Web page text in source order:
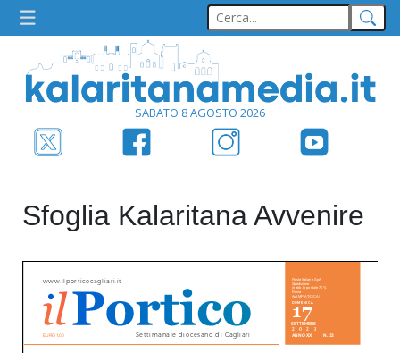
SABATO 8 AGOSTO 2026
Sfoglia Kalaritana Avvenire